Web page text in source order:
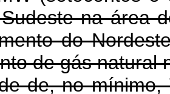
na área
do
de gás natural
de, no